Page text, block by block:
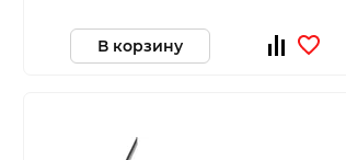
В корзину